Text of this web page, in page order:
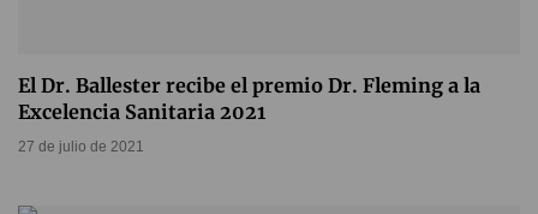
El Dr. Ballester recibe el premio Dr. Fleming a la
Excelencia Sanitaria 2021
27 de julio de 2021